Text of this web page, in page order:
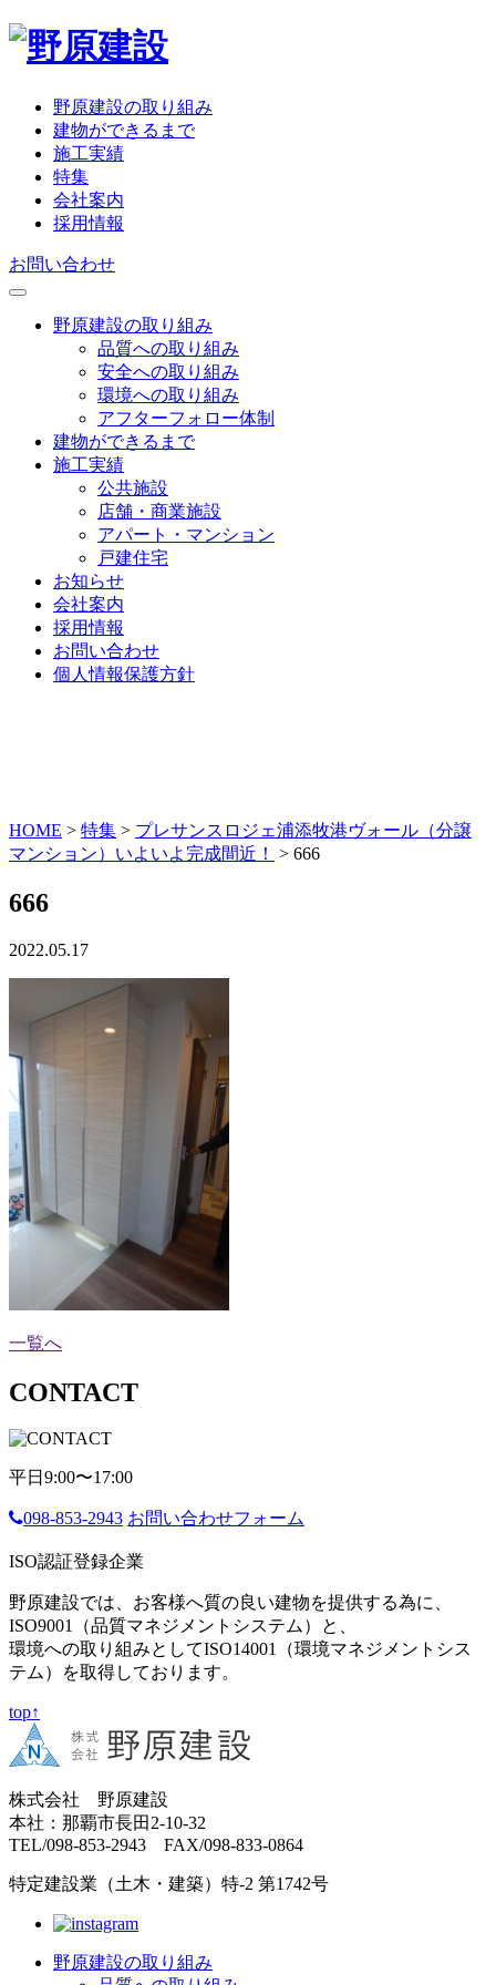
野原建設の取り組み
建物ができるまで
施工実績
特集
会社案内
採用情報
お問い合わせ
野原建設の取り組み
品質への取り組み
安全への取り組み
環境への取り組み
アフターフォロー体制
建物ができるまで
施工実績
公共施設
店舗・商業施設
アパート・マンション
戸建住宅
お知らせ
会社案内
採用情報
お問い合わせ
個人情報保護方針
HOME > 特集 > プレサンスロジェ浦添牧港ヴォール（分譲
マンション）いよいよ完成間近！
> 666
666
2022.05.17
一覧へ
CONTACT
平日9:00〜17:00
098-853-2943 お問い合わせフォーム
ISO認証登録企業
野原建設では、お客様へ質の良い建物を提供する為に、
ISO9001（品質マネジメントシステム）と、
環境への取り組みとしてISO14001（環境マネジメントシス
テム）を取得しております。
top↑
株式会社 野原建設
本社：那覇市長田2-10-32
TEL/098-853-2943 FAX/098-833-0864
特定建設業（土木・建築）特-2 第1742号
野原建設の取り組み